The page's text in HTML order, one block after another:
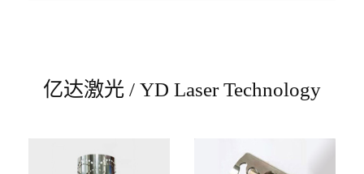
亿达激光 / YD Laser Technology